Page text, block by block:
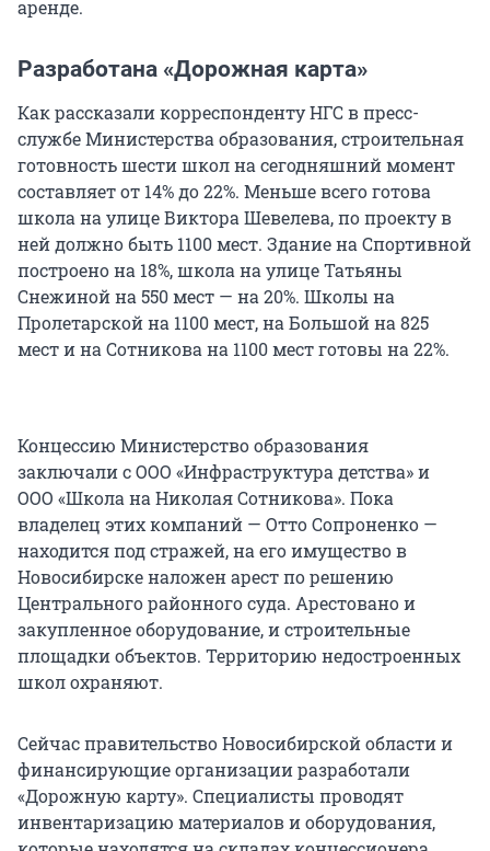
аренде.
Разработана «Дорожная карта»
Как рассказали корреспонденту НГС в пресс-
службе Министерства образования, строительная
готовность шести школ на сегодняшний момент
составляет от 14% до 22%. Меньше всего готова
школа на улице Виктора Шевелева, по проекту в
ней должно быть 1100 мест. Здание на Спортивной
построено на 18%, школа на улице Татьяны
Снежиной на 550 мест — на 20%. Школы на
Пролетарской на 1100 мест, на Большой на 825
мест и на Сотникова на 1100 мест готовы на 22%.
Концессию Министерство образования
заключали с ООО «Инфраструктура детства» и
ООО «Школа на Николая Сотникова». Пока
владелец этих компаний — Отто Сопроненко —
находится под стражей, на его имущество в
Новосибирске наложен арест по решению
Центрального районного суда. Арестовано и
закупленное оборудование, и строительные
площадки объектов. Территорию недостроенных
школ охраняют.
Сейчас правительство Новосибирской области и
финансирующие организации разработали
«Дорожную карту». Специалисты проводят
инвентаризацию материалов и оборудования,